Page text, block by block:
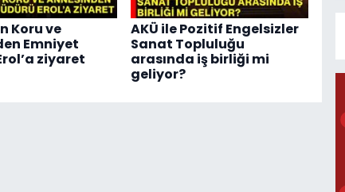
Koru ve
Emniyet
ziyaret
AKÜ ile Pozitif Engelsizler
Sanat Topluluğu
arasında iş birliği mi
geliyor?